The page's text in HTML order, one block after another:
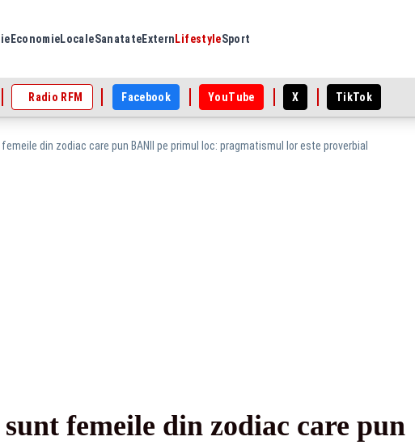
EconomieLocaleSanatateExtern LifestyleSport
Radio RFM Facebook YouTube X TikTok
din zodiac care pun BANII pe primul loc: pragmatismul lor este proverbial
femeile din zodiac care pun